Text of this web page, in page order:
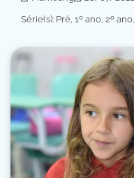
Série(s): Pré, 1º ano, 2º